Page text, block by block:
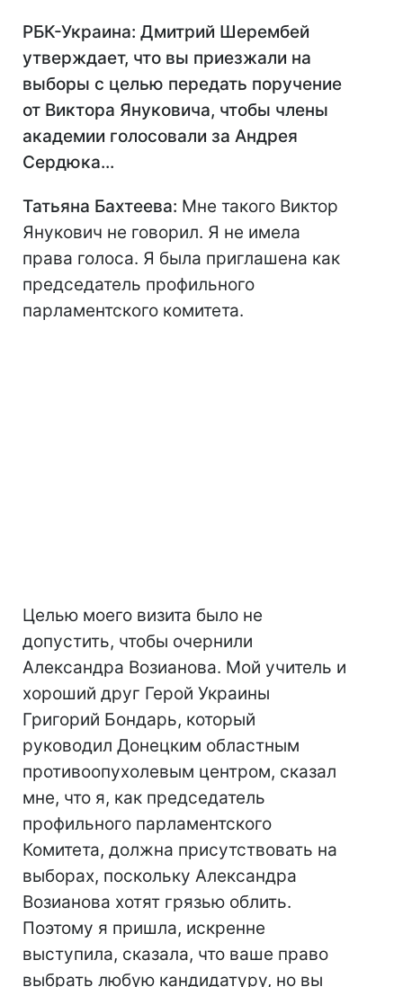
РБК-Украина: Дмитрий Шерембей
утверждает, что вы приезжали на
выборы с целью передать поручение
от Виктора Януковича, чтобы члены
академии голосовали за Андрея
Сердюка...
Татьяна Бахтеева: Мне такого Виктор
Янукович не говорил. Я не имела
права голоса. Я была приглашена как
председатель профильного
парламентского комитета.
Целью моего визита было не
допустить, чтобы очернили
Александра Возианова. Мой учитель и
хороший друг Герой Украины
Григорий Бондарь, который
руководил Донецким областным
противоопухолевым центром, сказал
мне, что я, как председатель
профильного парламентского
Комитета, должна присутствовать на
выборах, поскольку Александра
Возианова хотят грязью облить.
Поэтому я пришла, искренне
выступила, сказала, что ваше право
выбрать любую кандидатуру, но вы